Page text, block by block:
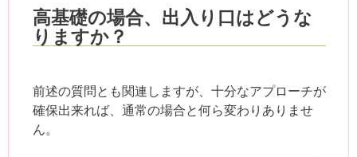
高基礎の場合、出入り口はどうな
りますか？
前述の質問とも関連しますが、十分なアプローチが
確保出来れば、通常の場合と何ら変わりありませ
ん。